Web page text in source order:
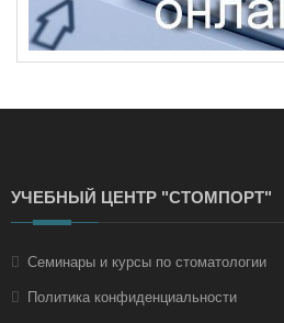
УЧЕБНЫЙ ЦЕНТР "СТОМПОРТ"
Семинары и курсы по стоматологии
Политика конфиденциальности